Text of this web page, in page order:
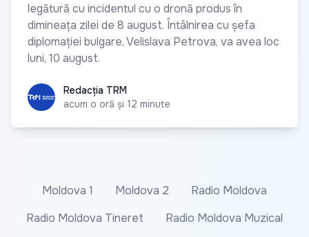
legătură cu incidentul cu o dronă produs în
dimineața zilei de 8 august. Întâlnirea cu șefa
diplomației bulgare, Velislava Petrova, va avea loc
luni, 10 august.
Redacția TRM
Redacția TRM
acum o oră și 12 minute
Moldova 1 Moldova 2
Radio Moldova
Radio Moldova Tineret
Radio Moldova Muzical